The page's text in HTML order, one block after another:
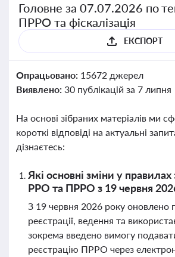
Головне за 07.07.2026 по
ПРРО та фіскалізація
ЕКСПОРТ
Опрацьовано: 15672 джерел
Виявлено: 30 публікацій за 7 липня
На основі зібраних матеріалів ми
короткі відповіді на актуальні
дізнаєтесь:
Які основні зміни у правилах
РРО та ПРРО з 19 червня
З 19 червня 2026 року оновлено
реєстрації, ведення та
зокрема введено вимогу
реєстрацію ПРРО через